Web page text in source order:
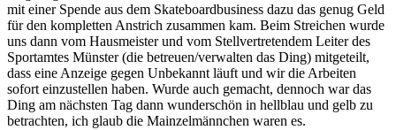
mit einer Spende aus dem Skateboardbusiness dazu das genug Geld
für den kompletten Anstrich zusammen kam. Beim Streichen wurde
uns dann vom Hausmeister und vom Stellvertretendem Leiter des
Sportamtes Münster (die betreuen/verwalten das Ding) mitgeteilt,
dass eine Anzeige gegen Unbekannt läuft und wir die Arbeiten
sofort einzustellen haben. Wurde auch gemacht, dennoch war das
Ding am nächsten Tag dann wunderschön in hellblau und gelb zu
betrachten, ich glaub die Mainzelmännchen waren es.